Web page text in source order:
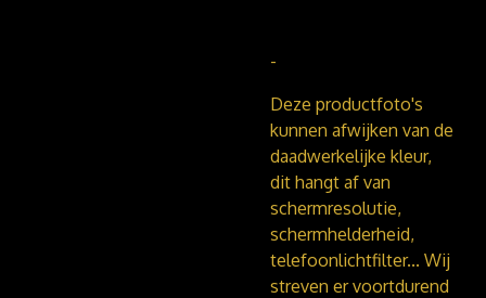
-
Deze productfoto's
kunnen afwijken van de
daadwerkelijke kleur,
dit hangt af van
schermresolutie,
schermhelderheid,
telefoonlichtfilter... Wij
streven er voortdurend